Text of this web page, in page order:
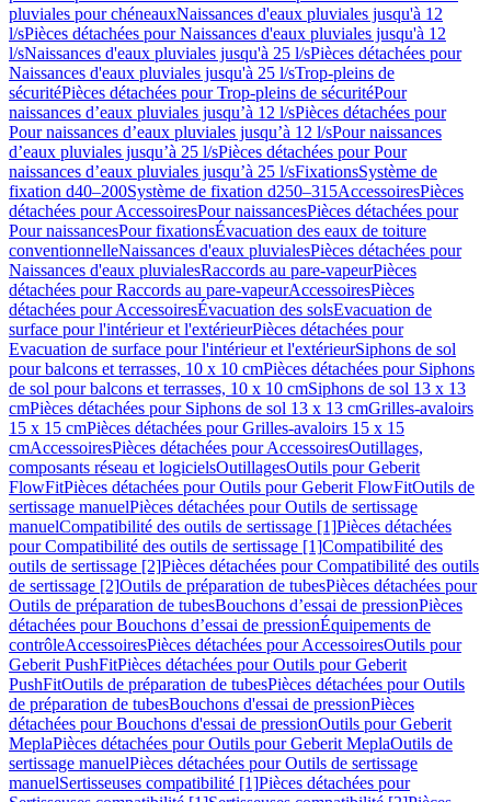
pluviales pour chéneauxNaissances d'eaux pluviales jusqu'à 12
l/sPièces détachées pour Naissances d'eaux pluviales jusqu'à 12
l/sNaissances d'eaux pluviales jusqu'à 25 l/sPièces détachées pour
Naissances d'eaux pluviales jusqu'à 25 l/sTrop-pleins de
sécuritéPièces détachées pour Trop-pleins de sécuritéPour
naissances d’eaux pluviales jusqu’à 12 l/sPièces détachées pour
Pour naissances d’eaux pluviales jusqu’à 12 l/sPour naissances
d’eaux pluviales jusqu’à 25 l/sPièces détachées pour Pour
naissances d’eaux pluviales jusqu’à 25 l/sFixationsSystème de
fixation d40–200Système de fixation d250–315AccessoiresPièces
détachées pour AccessoiresPour naissancesPièces détachées pour
Pour naissancesPour fixationsÉvacuation des eaux de toiture
conventionnelleNaissances d'eaux pluvialesPièces détachées pour
Naissances d'eaux pluvialesRaccords au pare-vapeurPièces
détachées pour Raccords au pare-vapeurAccessoiresPièces
détachées pour AccessoiresÉvacuation des solsEvacuation de
surface pour l'intérieur et l'extérieurPièces détachées pour
Evacuation de surface pour l'intérieur et l'extérieurSiphons de sol
pour balcons et terrasses, 10 x 10 cmPièces détachées pour Siphons
de sol pour balcons et terrasses, 10 x 10 cmSiphons de sol 13 x 13
cmPièces détachées pour Siphons de sol 13 x 13 cmGrilles-avaloirs
15 x 15 cmPièces détachées pour Grilles-avaloirs 15 x 15
cmAccessoiresPièces détachées pour AccessoiresOutillages,
composants réseau et logicielsOutillagesOutils pour Geberit
FlowFitPièces détachées pour Outils pour Geberit FlowFitOutils de
sertissage manuelPièces détachées pour Outils de sertissage
manuelCompatibilité des outils de sertissage [1]Pièces détachées
pour Compatibilité des outils de sertissage [1]Compatibilité des
outils de sertissage [2]Pièces détachées pour Compatibilité des outils
de sertissage [2]Outils de préparation de tubesPièces détachées pour
Outils de préparation de tubesBouchons d’essai de pressionPièces
détachées pour Bouchons d’essai de pressionÉquipements de
contrôleAccessoiresPièces détachées pour AccessoiresOutils pour
Geberit PushFitPièces détachées pour Outils pour Geberit
PushFitOutils de préparation de tubesPièces détachées pour Outils
de préparation de tubesBouchons d'essai de pressionPièces
détachées pour Bouchons d'essai de pressionOutils pour Geberit
MeplaPièces détachées pour Outils pour Geberit MeplaOutils de
sertissage manuelPièces détachées pour Outils de sertissage
manuelSertisseuses compatibilité [1]Pièces détachées pour